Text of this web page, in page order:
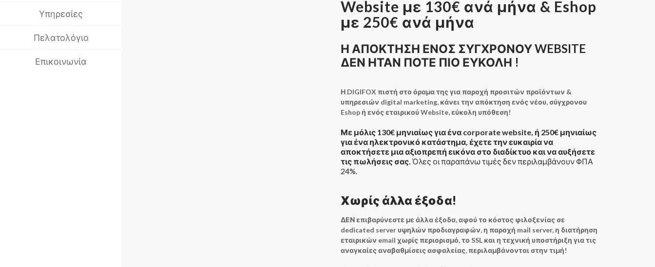
Υπηρεσίες
Πελατολόγιο
Επικοινωνία
Website με 130€ ανά μήνα & Eshop
με 250€ ανά μήνα
Η ΑΠΟΚΤΗΣΗ ΕΝΟΣ ΣΥΓΧΡΟΝΟΥ WEBSITE
ΔΕΝ ΗΤΑΝ ΠΟΤΕ ΠΙΟ ΕΥΚΟΛΗ !
Η DIGIFOX πιστή στο όραμα της για παροχή προσιτών προϊόντων &
υπηρεσιών digital marketing, κάνει την απόκτηση ενός νέου, σύγχρονου
Eshop ή ενός εταιρικού Website, εύκολη υπόθεση!
Με μόλις 130€ μηνιαίως για ένα corporate website, ή 250€ μηνιαίως
για ένα ηλεκτρονικό κατάστημα, έχετε την ευκαιρία να
αποκτήσετε μια αξιοπρεπή εικόνα στο διαδίκτυο και να αυξήσετε
τις πωλήσεις σας. Όλες οι παραπάνω τιμές δεν περιλαμβάνουν ΦΠΑ
24%.
Χωρίς άλλα έξοδα!
ΔΕΝ επιβαρύνεστε με άλλα έξοδα, αφού το κόστος φιλοξενίας σε
dedicated server υψηλών προδιαγραφών, η παροχή mail server, η διατήρηση
εταιρικών email χωρίς περιορισμό, το SSL και η τεχνική υποστήριξη για τις
αναγκαίες αναβαθμίσεις ασφαλείας, περιλαμβάνονται στην τιμή!